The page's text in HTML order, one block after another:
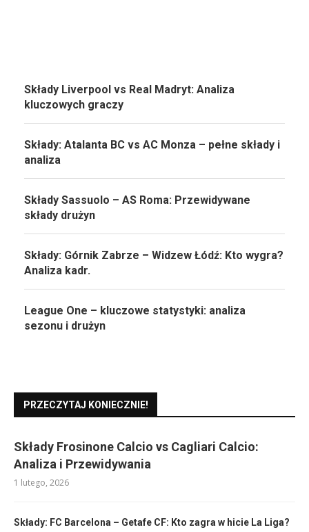
Składy Liverpool vs Real Madryt: Analiza
kluczowych graczy
Składy: Atalanta BC vs AC Monza – pełne składy i
analiza
Składy Sassuolo – AS Roma: Przewidywane
składy drużyn
Składy: Górnik Zabrze – Widzew Łódź: Kto wygra?
Analiza kadr.
League One – kluczowe statystyki: analiza
sezonu i drużyn
PRZECZYTAJ KONIECZNIE!
Składy Frosinone Calcio vs Cagliari Calcio:
Analiza i Przewidywania
1 lutego, 2026
Składy: FC Barcelona – Getafe CF: Kto zagra w hicie La Liga?